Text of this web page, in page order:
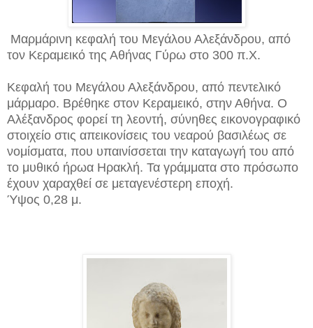
Μαρμάρινη κεφαλή του Μεγάλου Αλεξάνδρου, από
τον Κεραμεικό της Αθήνας Γύρω στο 300 π.Χ.
Κεφαλή του Μεγάλου Αλεξάνδρου, από πεντελικό
μάρμαρο. Βρέθηκε στον Κεραμεικό, στην Αθήνα. Ο
Αλέξανδρος φορεί τη λεοντή, σύνηθες εικονογραφικό
στοιχείο στις απεικονίσεις του νεαρού βασιλέως σε
νομίσματα, που υπαινίσσεται την καταγωγή του από
το μυθικό ήρωα Ηρακλή. Τα γράμματα στο πρόσωπο
έχουν χαραχθεί σε μεταγενέστερη εποχή.
Ύψος 0,28 μ.